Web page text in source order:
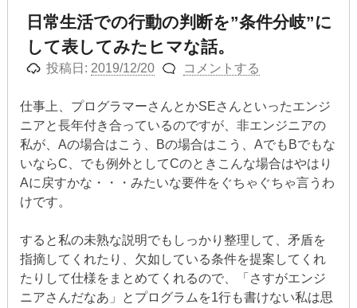
日常生活での行動の判断を”条件分岐”に
して表してみたヒマな話。
投稿日: 2019/12/20 コメントする
仕事上、プログラマーさんとかSEさんといったエンジ
ニアと長年付き合っているのですが、非エンジニアの
私が、Aの場合はこう、Bの場合はこう、AでもBでもな
いならC、でも例外としてCのときこんな場合はやはり
Aに戻すかな・・・みたいな要件をぐちゃぐちゃ言うわ
けです。
すると私の未熟な説明でもしっかり整理して、矛盾を
指摘してくれたり、欠如している条件を提案してくれ
たりして仕様をまとめてくれるので、「さすがエンジ
ニアさんだなあ」とプログラムを1行も書けない私は思